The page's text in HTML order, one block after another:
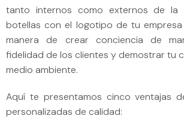
tanto internos como externos de la
botellas con el logotipo de tu
manera de crear conciencia de
fidelidad de los clientes y demostrar tu
medio ambiente.
Aquí te presentamos cinco ventajas
personalizadas de calidad: